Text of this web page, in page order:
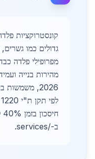
קונסטרוקציות
גדולים כמו
מפרופילי פלדה
מהירות בנייה
2026,
ב-/services.